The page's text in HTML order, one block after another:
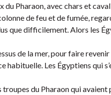
Pharaon, avec chars et
de feu et de fumée,
que difficilement. Alors les
de la mer, pour faire
habituelle. Les Égyptiens qui
troupes du Pharaon qui